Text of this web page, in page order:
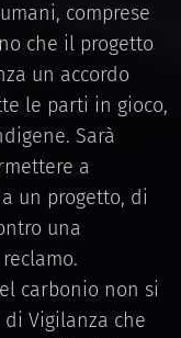
comprese
che il progetto
un accordo
le parti in gioco,
Sarà
a
un progetto, di
una
carbonio non si
Vigilanza che